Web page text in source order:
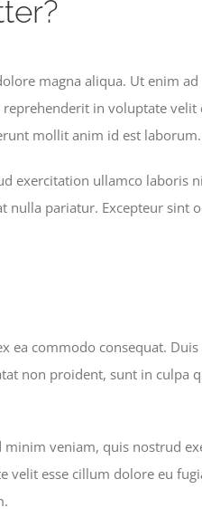
magna aliqua. Ut enim
in voluptate velit
mollit anim id est laborum.
exercitation ullamco laboris
pariatur. Excepteur sint
ea commodo consequat.
non proident, sunt in culpa
veniam, quis nostrud
velit esse cillum dolore eu